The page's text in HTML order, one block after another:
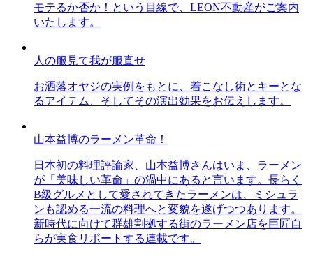
モテるか否か！という目線で、LEON不動産がご案内
いたします。
人の服見て我が服直せ
お洒落オヤジの実例をもとに、着こなし術とキーとな
るアイテム、そしてその演出効果をお伝えします。
山本益博のラーメン革命！
日本初の料理評論家、山本益博さんはいま、ラーメン
が「美味しい革命」の渦中にあると言います。長らく
B級グルメとして愛されてきたラーメンは、ミシュラ
ンも認める一流の料理へと変貌を遂げつつあります。
新時代に向けて群雄割拠する街のラーメン店を巨匠自
らが実食リポートする連載です。